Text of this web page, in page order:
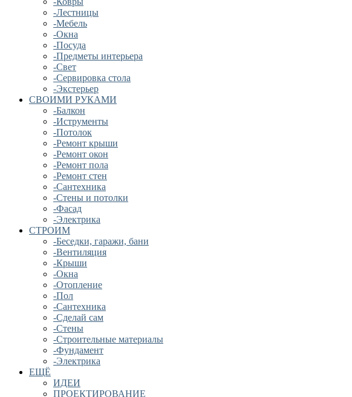
-Лестницы
-Мебель
-Окна
-Посуда
-Предметы интерьера
-Свет
-Сервировка стола
-Экстерьер
СВОИМИ РУКАМИ
-Балкон
-Иструменты
-Потолок
-Ремонт крыши
-Ремонт окон
-Ремонт пола
-Ремонт стен
-Сантехника
-Стены и потолки
-Фасад
-Электрика
СТРОИМ
-Беседки, гаражи, бани
-Вентиляция
-Крыши
-Окна
-Отопление
-Пол
-Сантехника
-Сделай сам
-Стены
-Строительные материалы
-Фундамент
-Электрика
ЕЩЁ
ИДЕИ
ПРОЕКТИРОВАНИЕ